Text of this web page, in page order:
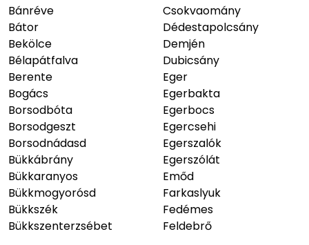
Bánréve
Bátor
Bekölce
Bélapátfalva
Berente
Bogács
Borsodbóta
Borsodgeszt
Borsodnádasd
Bükkábrány
Bükkaranyos
Bükkmogyorósd
Bükkszék
Bükkszenterzsébet
Csokvaomány
Dédestapolcsány
Demjén
Dubicsány
Eger
Egerbakta
Egerbocs
Egercsehi
Egerszalók
Egerszólát
Emőd
Farkaslyuk
Fedémes
Feldebrő